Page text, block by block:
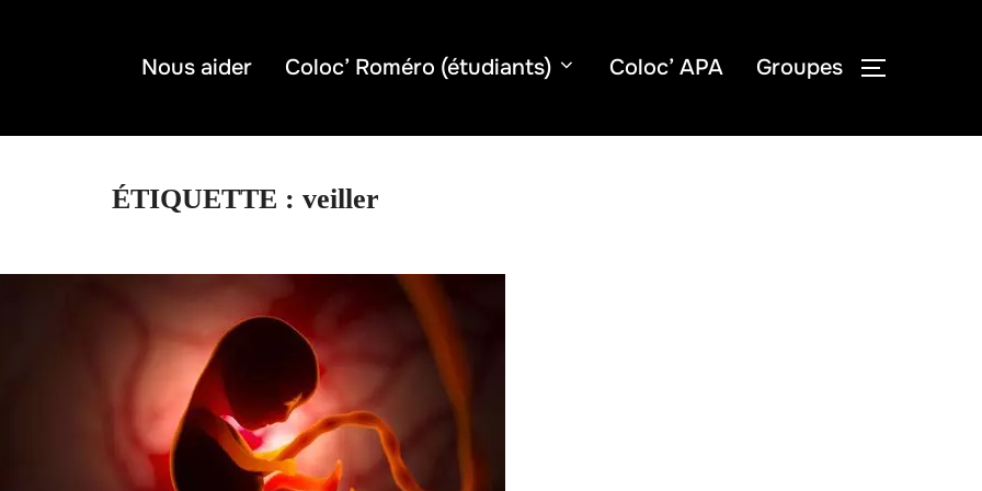
Nous aider Coloc’ Roméro (étudiants) Coloc’ APA Groupes
ÉTIQUETTE : veiller